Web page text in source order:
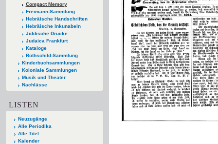
Compact Memory
Freimann-Sammlung
Hebräische Handschriften
Hebräische Inkunabeln
Jiddische Drucke
Judaica Frankfurt
Kataloge
Rothschild-Sammlung
Kinderbuchsammlungen
Koloniale Sammlungen
Musik und Theater
Nachlässe
LISTEN
Neuzugänge
Alle Periodika
Alle Titel
Kalender